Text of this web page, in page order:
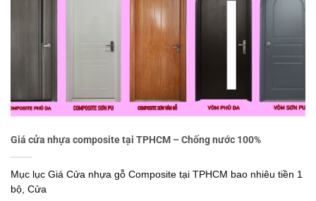
Giá cửa nhựa composite tại TPHCM – Chống nước 100%
Mục lục Giá Cửa nhựa gỗ Composite tại TPHCM bao nhiêu tiền 1
bộ, Cửa